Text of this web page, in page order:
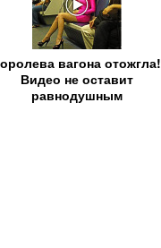
вагона отожгла!
Видео не оставит
равнодушным